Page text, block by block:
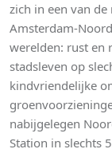
zich in een van
Amsterdam-
werelden: rust en
stadsleven op
kindvriendelijke
nabijgelegen
Station in slechts